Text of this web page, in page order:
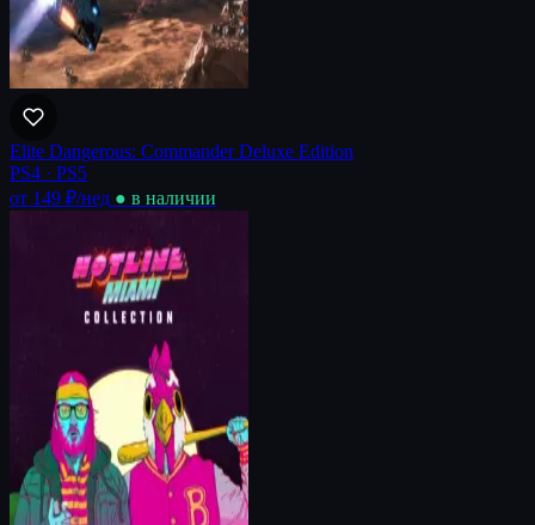
Elite Dangerous: Commander Deluxe Edition
PS4 · PS5
от 149 ₽/нед ● в наличии